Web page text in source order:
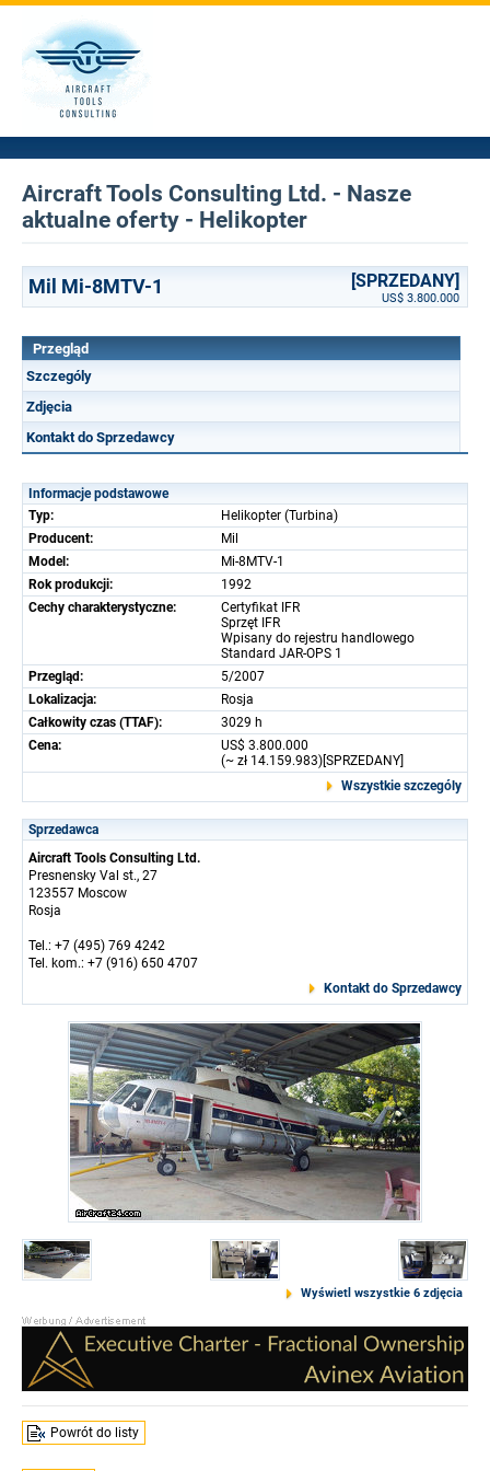
Aircraft Tools Consulting Ltd. - Nasze
aktualne oferty - Helikopter
Mil Mi-8MTV-1 [SPRZEDANY]
US$ 3.800.000
Przegląd
Szczególy
Zdjęcia
Kontakt do Sprzedawcy
Informacje podstawowe
Typ:
Helikopter (Turbina)
Producent:
Mil
Model:
Mi-8MTV-1
Rok produkcji:
1992
Cechy charakterystyczne:
Certyfikat IFR
Sprzęt IFR
Wpisany do rejestru handlowego
Standard JAR-OPS 1
Przegląd:
5/2007
Lokalizacja:
Rosja
Całkowity czas (TTAF):
3029 h
Cena:
US$ 3.800.000
(~ zł 14.159.983)[SPRZEDANY]
Wszystkie szczególy
Sprzedawca
Aircraft Tools Consulting Ltd.
Presnensky Val st., 27
123557 Moscow
Rosja
Tel.: +7 (495) 769 4242
Tel. kom.: +7 (916) 650 4707
Kontakt do Sprzedawcy
Wyświetl wszystkie 6 zdjęcia
Powrót do listy